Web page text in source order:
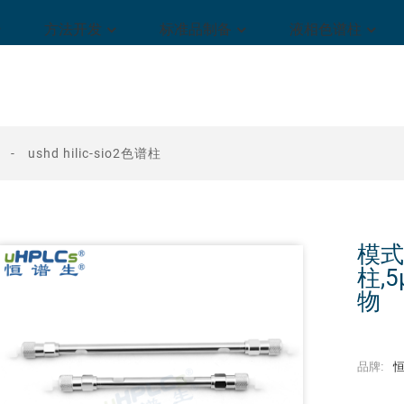
方法开发 标准品制备 液相色谱柱
ushd hilic-sio2色谱柱
模
柱
物
品牌: